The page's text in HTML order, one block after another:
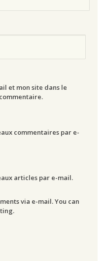
et mon site dans le
commentaires par e-
articles par e-mail.
via e-mail. You can